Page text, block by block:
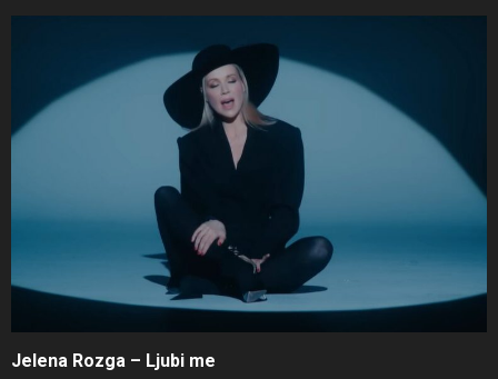
Jelena Rozga – Ljubi me